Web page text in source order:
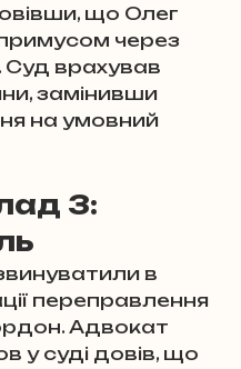
що Олег
примусом через
Суд врахував
замінивши
на умовний
3:
в
переправлення
Адвокат
у суді довів, що